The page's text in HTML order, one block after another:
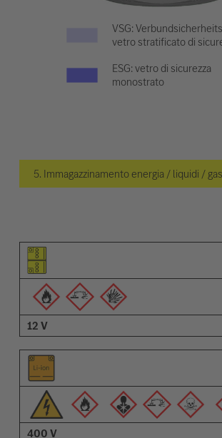
VSG:
vetro stratificato di
ESG: vetro di sicurezza
monostrato
5. Immagazzinamento energia / liquidi /
Pittogramma dell'elemento
Pittogrammi degli avvisi
Descrizione
12 V
400 V